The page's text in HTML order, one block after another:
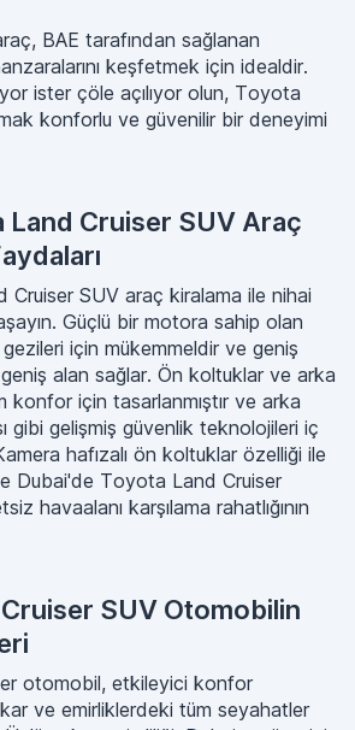
BAE tarafından sağlanan
keşfetmek için idealdir.
ister çöle açılıyor olun, Toyota
konforlu ve güvenilir bir deneyimi
Land Cruiser SUV Araç
SUV araç kiralama ile nihai
Güçlü bir motora sahip olan
için mükemmeldir ve geniş
alan sağlar. Ön koltuklar ve arka
konfor için tasarlanmıştır ve arka
gibi gelişmiş güvenlik teknolojileri iç
hafızalı ön koltuklar özelliği ile
Dubai'de Toyota Land Cruiser
havaalanı karşılama rahatlığının
SUV Otomobilin
otomobil, etkileyici konfor
ve emirliklerdeki tüm seyahatler